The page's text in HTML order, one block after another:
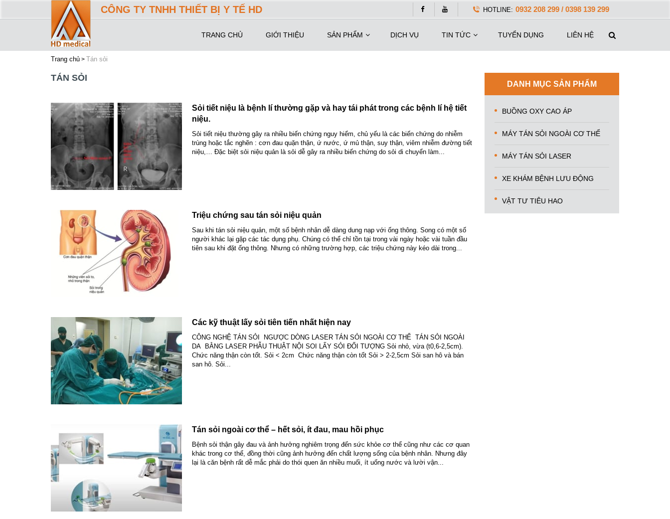
CÔNG TY TNHH THIẾT BỊ Y TẾ HD HOTLINE: 0932 208 299 / 0398 139 299
TRANG CHỦ GIỚI THIỆU SẢN PHẨM DỊCH VỤ TIN TỨC TUYỂN DỤNG LIÊN HỆ
Trang chủ Tán sỏi
TÁN SỎI
Sỏi tiết niệu là bệnh lí thường gặp và hay tái phát trong các bệnh lí hệ tiết
niệu.
Sỏi tiết niệu thường gây ra nhiều biến chứng nguy hiểm, chủ yếu là các biến chứng do nhiễm
trùng hoặc tắc nghẽn : cơn đau quặn thận, ứ nước, ứ mủ thận, suy thận, viêm nhiễm đường tiết
niệu,… Đặc biệt sỏi niệu quản là sỏi dễ gây ra nhiều biến chứng do sỏi di chuyển làm...
Triệu chứng sau tán sỏi niệu quản
Sau khi tán sỏi niệu quản, một số bệnh nhân dễ dàng dung nạp với ống thông. Song có một số
người khác lại gặp các tác dụng phụ. Chúng có thể chỉ tồn tại trong vài ngày hoặc vài tuần đầu
tiên sau khi đặt ống thông. Nhưng có những trường hợp, các triệu chứng này kéo dài trong...
Các kỹ thuật lấy sỏi tiên tiến nhất hiện nay
CÔNG NGHỆ TÁN SỎI NGƯỢC DÒNG LASER TÁN SỎI NGOÀI CƠ THỂ TÁN SỎI NGOÀI
DA BẰNG LASER PHẪU THUẬT NỘI SOI LẤY SỎI ĐỐI TƯỢNG Sỏi nhỏ, vừa (t0,6-2,5cm).
Chức năng thận còn tốt. Sỏi < 2cm Chức năng thận còn tốt Sỏi > 2-2,5cm Sỏi san hô và bán
san hô. Sỏi...
Tán sỏi ngoài cơ thể – hết sỏi, ít đau, mau hồi phục
Bệnh sỏi thận gây đau và ảnh hưởng nghiêm trọng đến sức khỏe cơ thể cũng như các cơ quan
khác trong cơ thể, đồng thời cũng ảnh hưởng đến chất lượng sống của bệnh nhân. Nhưng đây
lại là căn bệnh rất dễ mắc phải do thói quen ăn nhiều muối, ít uống nước và lười vận...
DANH MỤC SẢN PHẨM
BUỒNG OXY CAO ÁP
MÁY TÁN SỎI NGOÀI CƠ THỂ
MÁY TÁN SỎI LASER
XE KHÁM BỆNH LƯU ĐỘNG
VẬT TƯ TIÊU HAO